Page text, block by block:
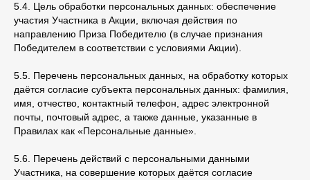
5.4. Цель обработки персональных данных: обеспечение
участия Участника в Акции, включая действия по
направлению Приза Победителю (в случае признания
Победителем в соответствии с условиями Акции).
5.5. Перечень персональных данных, на обработку которых
даётся согласие субъекта персональных данных: фамилия,
имя, отчество, контактный телефон, адрес электронной
почты, почтовый адрес, а также данные, указанные в
Правилах как «Персональные данные».
5.6. Перечень действий с персональными данными
Участника, на совершение которых даётся согласие